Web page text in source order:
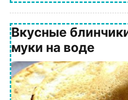
Вкусные
муки на воде